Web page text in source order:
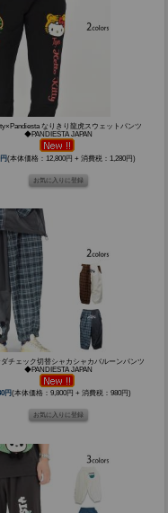
なりきり龍虎スウェットパンツ
◆PANDIESTA JAPAN
円(本体価格：12,800円 + 消費税：1,280円)
チェック切替シャカシャカバルーンパンツ
◆PANDIESTA JAPAN
円(本体価格：9,800円 + 消費税：980円)